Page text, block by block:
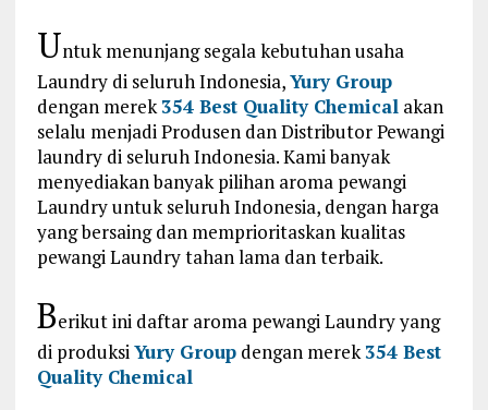
Untuk menunjang segala kebutuhan usaha
Laundry di seluruh Indonesia,Yury Group
dengan merek354 Best Quality Chemicalakan
selalu menjadi Produsen dan Distributor Pewangi
laundry di seluruh Indonesia. Kami banyak
menyediakan banyak pilihan aroma pewangi
Laundry untuk seluruh Indonesia, dengan harga
yang bersaing dan memprioritaskan kualitas
pewangi Laundry tahan lama dan terbaik.
Berikut ini daftar aroma pewangi Laundry yang
di produksiYury Groupdengan merek354 Best
Quality Chemical